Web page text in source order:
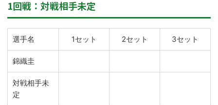
1回戦：対戦相手未定
選手名 1セット 2セット 3セット
錦織圭
対戦相手未
定